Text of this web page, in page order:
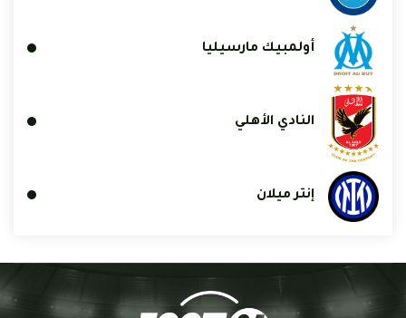
أولمبيك مارسيليا
النادي الأهلي
إنتر ميلان